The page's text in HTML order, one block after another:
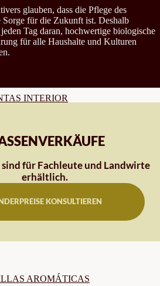
HÚMICOS
PRIMAS
CULTIVOS Y
INTERIOR
AROMÁTICAS
glauben, dass die Pflege des
Sorge für die Zukunft ist. Deshalb
Tag daran, hochwertige biologische
für alle Haushalte und Kulturen
für Fachleute und Landwirte
erhältlich.
KONSULTIEREN